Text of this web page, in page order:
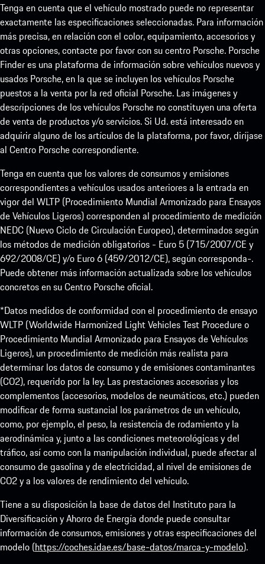
Tenga en cuenta que el vehículo mostrado puede no representar
exactamente las especificaciones seleccionadas. Para información
más precisa, en relación con el color, equipamiento, accesorios y
otras opciones, contacte por favor con su centro Porsche. Porsche
Finder es una plataforma de información sobre vehículos nuevos y
usados Porsche, en la que se incluyen los vehículos Porsche
puestos a la venta por la red oficial Porsche. Las imágenes y
descripciones de los vehículos Porsche no constituyen una oferta
de venta de productos y/o servicios. Si Ud. está interesado en
adquirir alguno de los artículos de la plataforma, por favor, diríjase
al Centro Porsche correspondiente.
Tenga en cuenta que los valores de consumos y emisiones
correspondientes a vehículos usados anteriores a la entrada en
vigor del WLTP (Procedimiento Mundial Armonizado para Ensayos
de Vehículos Ligeros) corresponden al procedimiento de medición
NEDC (Nuevo Ciclo de Circulación Europeo), determinados según
los métodos de medición obligatorios - Euro 5 (715/2007/CE y
692/2008/CE) y/o Euro 6 (459/2012/CE), según corresponda-.
Puede obtener más información actualizada sobre los vehículos
concretos en su Centro Porsche oficial.
*Datos medidos de conformidad con el procedimiento de ensayo
WLTP (Worldwide Harmonized Light Vehicles Test Procedure o
Procedimiento Mundial Armonizado para Ensayos de Vehículos
Ligeros), un procedimiento de medición más realista para
determinar los datos de consumo y de emisiones contaminantes
(CO2), requerido por la ley. Las prestaciones accesorias y los
complementos (accesorios, modelos de neumáticos, etc.) pueden
modificar de forma sustancial los parámetros de un vehículo,
como, por ejemplo, el peso, la resistencia de rodamiento y la
aerodinámica y, junto a las condiciones meteorológicas y del
tráfico, así como con la manipulación individual, puede afectar al
consumo de gasolina y de electricidad, al nivel de emisiones de
CO2 y a los valores de rendimiento del vehículo.
Tiene a su disposición la base de datos del Instituto para la
Diversificación y Ahorro de Energía donde puede consultar
información de consumos, emisiones y otras especificaciones del
modelo (https://coches.idae.es/base-datos/marca-y-modelo).